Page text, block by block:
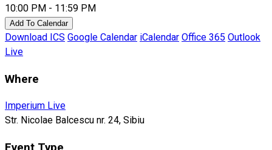
10:00 PM - 11:59 PM
Add To Calendar
Download ICS Google Calendar iCalendar Office 365 Outlook
Live
Where
Imperium Live
Str. Nicolae Balcescu nr. 24, Sibiu